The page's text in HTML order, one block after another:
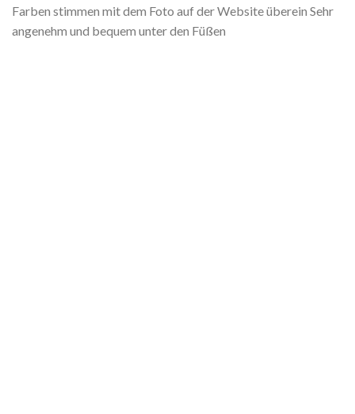
Farben stimmen mit dem Foto auf der Website überein Sehr
angenehm und bequem unter den Füßen